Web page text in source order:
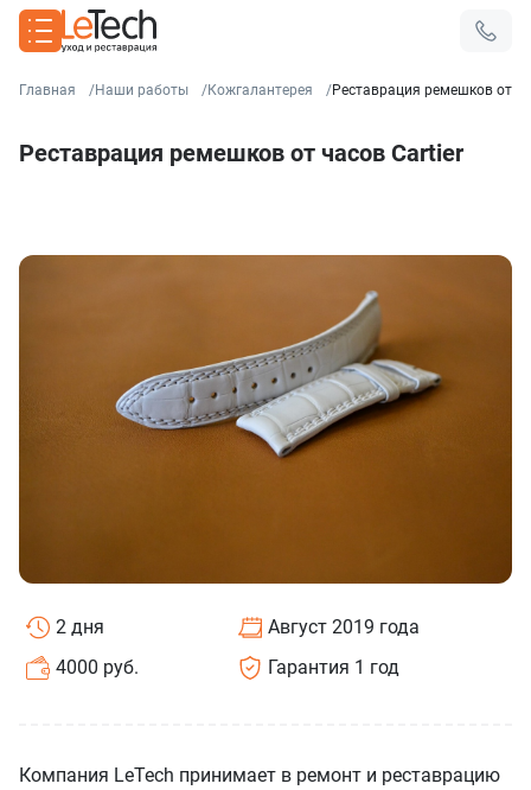
Главная Наши работы Кожгалантерея Реставрация ремешков от
Реставрация ремешков от часов Cartier
2 дня
4000 руб.
Август 2019 года
Гарантия 1 год
Компания LeTech принимает в ремонт и реставрацию